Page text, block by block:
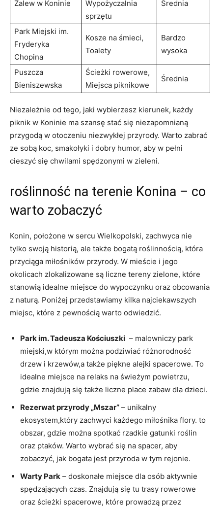
Zalew w Koninie
Wypożyczalnia
sprzętu
Średnia
Park Miejski‌ im. ​
Fryderyka
Chopina
Kosze na⁢ śmieci,
Toalety
Bardzo
wysoka
Puszcza
Bieniszewska
Ścieżki rowerowe,
Miejsca ⁢piknikowe
Średnia
Niezależnie od‌ tego, jaki wybierzesz kierunek, każdy
piknik w ‍Koninie‌ ma szansę stać się niezapomnianą
przygodą w otoczeniu niezwykłej przyrody. Warto⁢ zabrać
ze sobą koc, smakołyki i dobry humor,⁣ aby ‍w pełni
cieszyć się ⁤chwilami ‌spędzonymi w zieleni.
roślinność ​na terenie Konina – co
warto ​zobaczyć
Konin, położone ⁤w sercu​ Wielkopolski, zachwyca​ nie⁤
tylko swoją historią,​ ale także ‍bogatą roślinnością, która
przyciąga miłośników⁤ przyrody. W mieście i jego
okolicach ​zlokalizowane są liczne tereny⁢ zielone,⁢ które ​
stanowią idealne miejsce do wypoczynku‍ oraz⁢ obcowania
z naturą. Poniżej ⁢przedstawiamy kilka najciekawszych
miejsc, które z pewnością warto odwiedzić.
Park im. Tadeusza Kościuszki ⁣ – malowniczy park​
miejski,w ⁢którym ⁣można⁤ podziwiać różnorodność
drzew ⁤i krzewów,a także‍ piękne alejki spacerowe. To
idealne miejsce ‍na relaks na świeżym‌ powietrzu,
⁤gdzie znajdują się także liczne ​place zabaw ‍dla dzieci.
Rezerwat‌ przyrody „Mszar” – unikalny
ekosystem,który zachwyci każdego‍ miłośnika ​flory. to​
obszar, ⁤gdzie można spotkać rzadkie gatunki roślin
oraz ⁤ptaków.⁣ Warto wybrać się na spacer, aby⁤
zobaczyć, jak bogata jest przyroda w tym⁣ rejonie.
Warty Park – doskonałe miejsce dla osób aktywnie
spędzających czas. Znajdują się ‍tu trasy rowerowe
⁢oraz ścieżki spacerowe, które⁣ prowadzą przez